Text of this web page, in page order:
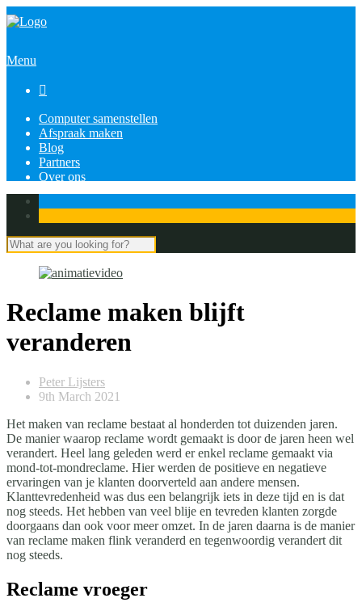
Menu

Computer samenstellen
Afspraak maken
Blog
Partners
Over ons
Reclame maken blijft
veranderen
Peter Lijsters
9th March 2021
Het maken van reclame bestaat al honderden tot duizenden jaren.
De manier waarop reclame wordt gemaakt is door de jaren heen wel
verandert. Heel lang geleden werd er enkel reclame gemaakt via
mond-tot-mondreclame. Hier werden de positieve en negatieve
ervaringen van je klanten doorverteld aan andere mensen.
Klanttevredenheid was dus een belangrijk iets in deze tijd en is dat
nog steeds. Het hebben van veel blije en tevreden klanten zorgde
doorgaans dan ook voor meer omzet. In de jaren daarna is de manier
van reclame maken flink veranderd en tegenwoordig verandert dit
nog steeds.
Reclame vroeger